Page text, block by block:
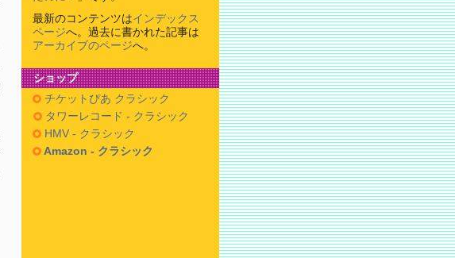
最新のコンテンツはインデックス
ページへ。過去に書かれた記事は
アーカイブのページへ。
ショップ
チケットぴあ クラシック
タワーレコード - クラシック
HMV - クラシック
Amazon - クラシック